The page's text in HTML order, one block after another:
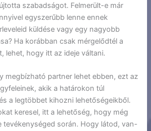
szabadságot. Felmerült-e már
egyszerűbb lenne ennek
küldése vagy egy nagyobb
Ha korábban csak mérgelődtél a
lehet, hogy itt az ideje váltani.
megbízható partner lehet ebben, ezt az
akik a határokon túl
a legtöbbet kihozni lehetőségeikből.
keresel, itt a lehetőség, hogy még
tevékenységed során. Hogy látod, van-